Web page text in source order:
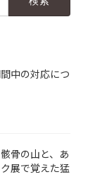
中の対応につ
骨の山と、あ
展で覚えた猛